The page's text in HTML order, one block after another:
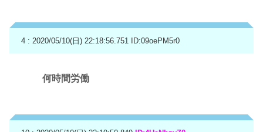
4 : 2020/05/10(日) 22:18:56.751 ID:09oePM5r0
何時間労働